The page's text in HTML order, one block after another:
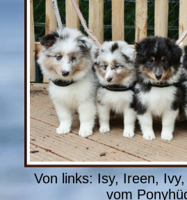
Von links: Isy, Ireen,
vom